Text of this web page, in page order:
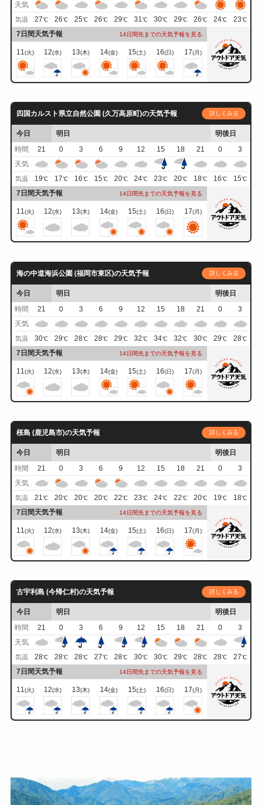
天気
気温 27℃ 26℃ 25℃ 26℃ 29℃ 31℃ 30℃ 29℃ 26℃ 24℃ 23℃
7日間天気予報 14日間先までの天気予報を見る
11(火) 12(水) 13(木) 14(金) 15(土) 16(日) 17(月)
四国カルスト県立自然公園 (久万高原町)の天気予報 詳しくみる
今日 明日
明後日
時間
21 0 3 6 9 12 15 18 21 0
3
天気
気温 19℃ 17℃ 16℃ 15℃ 20℃ 24℃ 23℃ 20℃ 18℃ 16℃ 15℃
7日間天気予報 14日間先までの天気予報を見る
11(火) 12(水) 13(木) 14(金) 15(土) 16(日) 17(月)
海の中道海浜公園 (福岡市東区)の天気予報 詳しくみる
今日 明日
明後日
時間
21 0 3 6 9 12 15 18 21 0
3
天気
気温 30℃ 29℃ 28℃ 28℃ 29℃ 32℃ 34℃ 32℃ 30℃ 29℃ 28℃
7日間天気予報 14日間先までの天気予報を見る
11(火) 12(水) 13(木) 14(金) 15(土) 16(日) 17(月)
桜島 (鹿児島市)の天気予報 詳しくみる
今日 明日
明後日
時間
21 0 3 6 9 12 15 18 21 0
3
天気
気温 21℃ 20℃ 20℃ 20℃ 22℃ 23℃ 24℃ 22℃ 20℃ 19℃ 18℃
7日間天気予報 14日間先までの天気予報を見る
11(火) 12(水) 13(木) 14(金) 15(土) 16(日) 17(月)
古宇利島 (今帰仁村)の天気予報 詳しくみる
今日 明日
明後日
時間
21 0 3 6 9 12 15 18 21 0
3
天気
気温 28℃ 28℃ 28℃ 27℃ 28℃ 30℃ 30℃ 29℃ 28℃ 28℃ 27℃
7日間天気予報 14日間先までの天気予報を見る
11(火) 12(水) 13(木) 14(金) 15(土) 16(日) 17(月)